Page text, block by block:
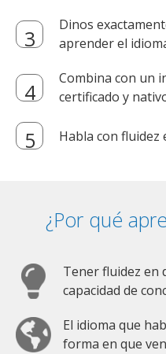
Dinos
aprender el
Combina con un
certificado y
Habla con fluidez
¿Por qué
Tener fluidez en
capacidad de
El idioma que
forma en que